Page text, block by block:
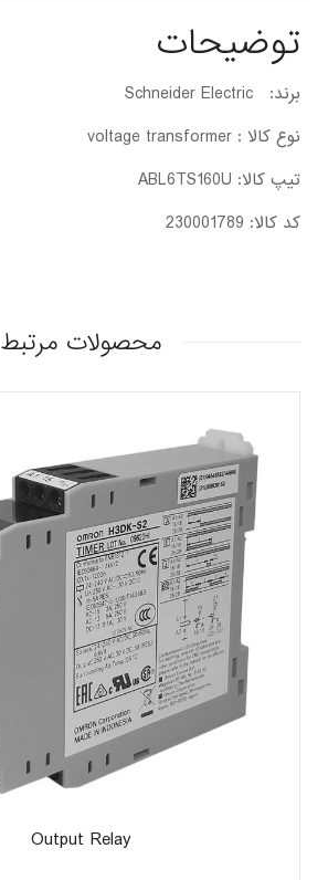
توضیحات
برند: Schneider Electric
نوع کالا : voltage transformer
تیپ کالا: ABL6TS160U
کد کالا: 230001789
محصولات مرتبط
Output Relay